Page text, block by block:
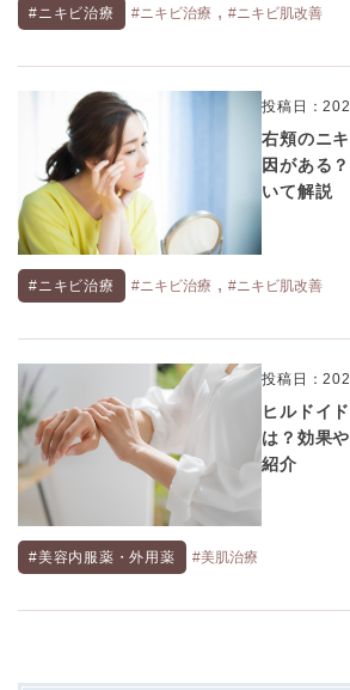
#ニキビ治療 #ニキビ治療 , #ニキビ肌改善
投稿日：
右頬のニ
因がある
いて解説
#ニキビ治療 #ニキビ治療 , #ニキビ肌改善
投稿日：
ヒルドイ
は？効果
紹介
#美容内服薬・外用薬 #美肌治療